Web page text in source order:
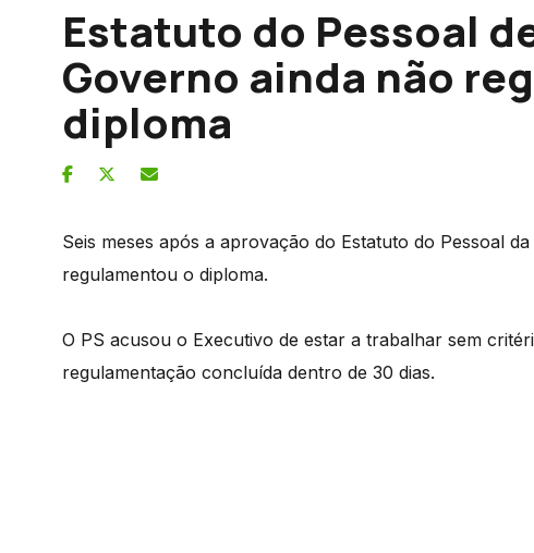
Estatuto do Pessoal
Governo ainda não
diploma
Seis meses após a aprovação do Estatuto do Pessoal
regulamentou o diploma.
O PS acusou o Executivo de estar a trabalhar sem
regulamentação concluída dentro de 30 dias.